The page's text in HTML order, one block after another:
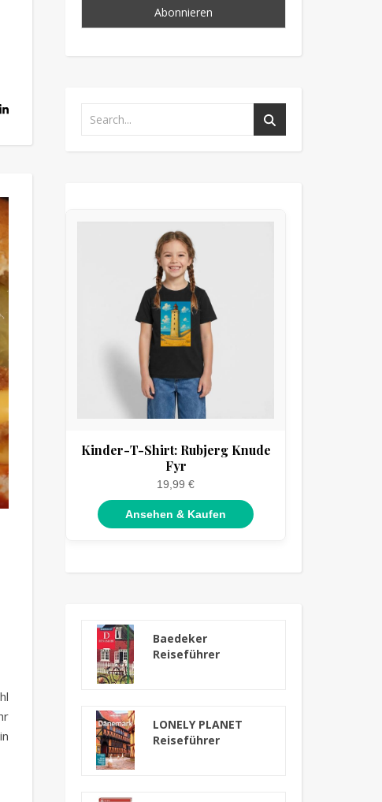
Kinder-T-Shirt: Rubjerg Knude
Fyr
19,99 €
Ansehen & Kaufen
Baedeker
Reiseführer
LONELY PLANET
Reiseführer